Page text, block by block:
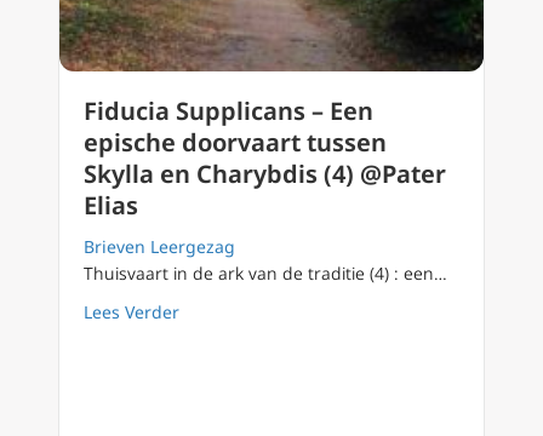
Fiducia Supplicans – Een
epische doorvaart tussen
Skylla en Charybdis (4) @Pater
Elias
Brieven Leergezag
Thuisvaart in de ark van de traditie (4) : een…
Lees Verderabout Fiducia Supplicans – Een epische